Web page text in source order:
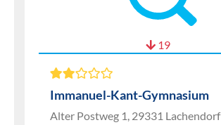
19
Immanuel-Kant-Gymnasium
Alter Postweg 1, 29331 Lachendorf